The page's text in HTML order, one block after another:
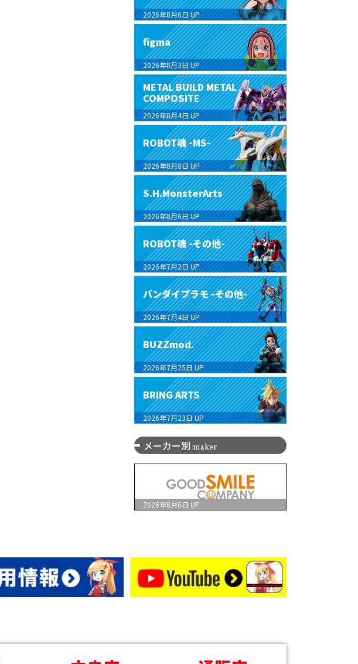
2026年8月6日 UP
figma
2026年8月3日 UP
METAL BUILD METAL
COMPOSITE
2026年8月4日 UP
ROBOT魂 -MS-
2026年8月8日 UP
S.H.MonsterArts
2026年8月6日 UP
ROBOT魂 -その他-
2026年7月2日 UP
バンダイプラモ -その他-
2026年7月4日 UP
BUZZmod.
2026年7月25日 UP
BRING ARTS
2026年7月23日 UP
メーカー別 maker
2026年8月6日 UP